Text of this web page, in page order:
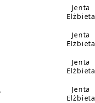
Jenta
Elżbieta
Jenta
Elżbieta
Jenta
Elżbieta
Jenta
Elżbieta